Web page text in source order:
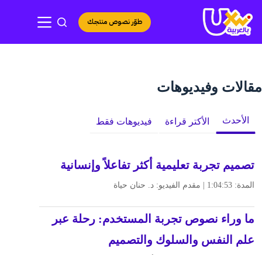
إلى
المحتوى
طوّر نصوص منتجك
مقالات وفيديوهات
الأحدث الأكتر قراءة فيديوهات فقط
تصميم تجربة تعليمية أكثر تفاعلاً وإنسانية
المدة: 1:04:53 | مقدم الفيديو: د. حنان حياة
ما وراء نصوص تجربة المستخدم: رحلة عبر
علم النفس والسلوك والتصميم